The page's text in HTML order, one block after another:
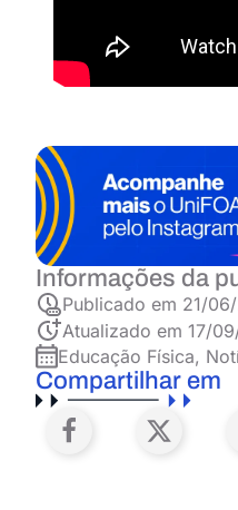
Informações da
Publicado em 21/
Atualizado em 17/
Educação Física,
Compartilhar em